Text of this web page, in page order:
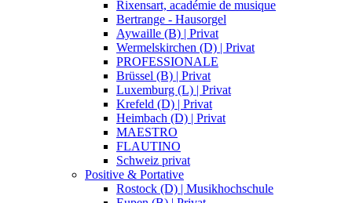
Rixensart, académie de musique
Bertrange - Hausorgel
Aywaille (B) | Privat
Wermelskirchen (D) | Privat
PROFESSIONALE
Brüssel (B) | Privat
Luxemburg (L) | Privat
Krefeld (D) | Privat
Heimbach (D) | Privat
MAESTRO
FLAUTINO
Schweiz privat
Positive & Portative
Rostock (D) | Musikhochschule